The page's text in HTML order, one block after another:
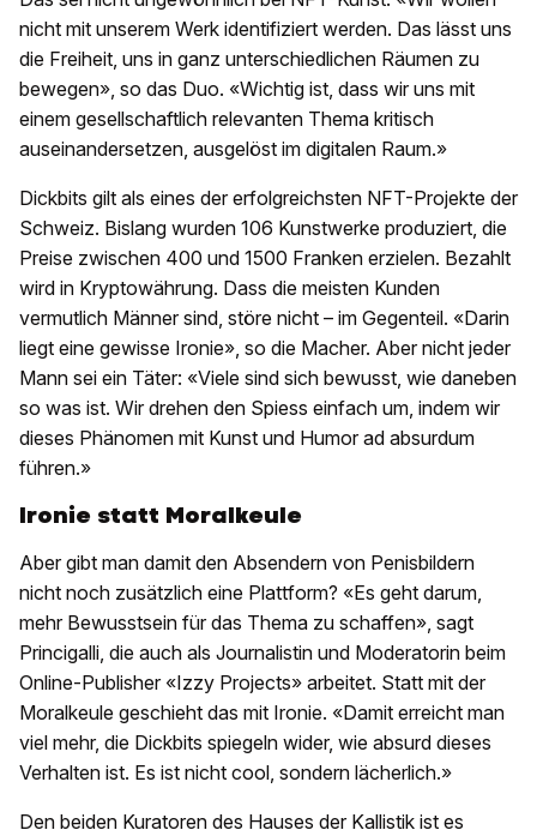
nicht mit unserem Werk identifiziert werden. Das lässt uns
die Freiheit, uns in ganz unterschiedlichen Räumen zu
bewegen», so das Duo. «Wichtig ist, dass wir uns mit
einem gesellschaftlich relevanten Thema kritisch
auseinandersetzen, ausgelöst im digitalen Raum.»
Dickbits gilt als eines der erfolgreichsten NFT-Projekte der
Schweiz. Bislang wurden 106 Kunstwerke produziert, die
Preise zwischen 400 und 1500 Franken erzielen. Bezahlt
wird in Kryptowährung. Dass die meisten Kunden
vermutlich Männer sind, störe nicht – im Gegenteil. «Darin
liegt eine gewisse Ironie», so die Macher. Aber nicht jeder
Mann sei ein Täter: «Viele sind sich bewusst, wie daneben
so was ist. Wir drehen den Spiess einfach um, indem wir
dieses Phänomen mit Kunst und Humor ad absurdum
führen.»
Ironie statt Moralkeule
Aber gibt man damit den Absendern von Penisbildern
nicht noch zusätzlich eine Plattform? «Es geht darum,
mehr Bewusstsein für das Thema zu schaffen», sagt
Princigalli, die auch als Journalistin und Moderatorin beim
Online-Publisher «Izzy Projects» arbeitet. Statt mit der
Moralkeule geschieht das mit Ironie. «Damit erreicht man
viel mehr, die Dickbits spiegeln wider, wie absurd dieses
Verhalten ist. Es ist nicht cool, sondern lächerlich.»
Den beiden Kuratoren des Hauses der Kallistik ist es